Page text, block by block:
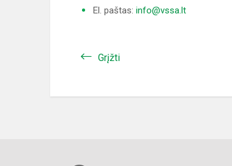
El. paštas: info@vssa.lt
Grįžti